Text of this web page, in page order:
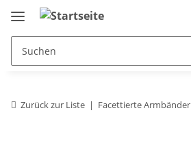
Zurück zur Liste Facettierte Armbänder